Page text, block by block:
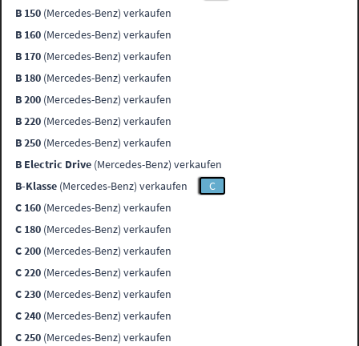
B 150 (Mercedes-Benz) verkaufen
B 160 (Mercedes-Benz) verkaufen
B 170 (Mercedes-Benz) verkaufen
B 180 (Mercedes-Benz) verkaufen
B 200 (Mercedes-Benz) verkaufen
B 220 (Mercedes-Benz) verkaufen
B 250 (Mercedes-Benz) verkaufen
B Electric Drive (Mercedes-Benz) verkaufen
B-Klasse (Mercedes-Benz) verkaufen
C
C 160 (Mercedes-Benz) verkaufen
C 180 (Mercedes-Benz) verkaufen
C 200 (Mercedes-Benz) verkaufen
C 220 (Mercedes-Benz) verkaufen
C 230 (Mercedes-Benz) verkaufen
C 240 (Mercedes-Benz) verkaufen
C 250 (Mercedes-Benz) verkaufen